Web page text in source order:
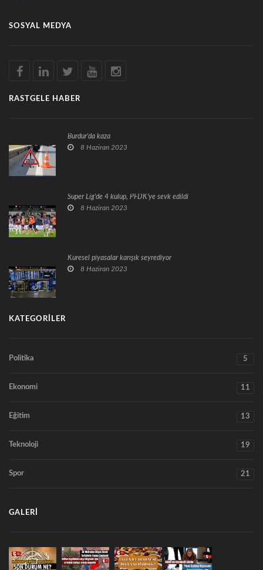
SOSYAL MEDYA
RASTGELE HABER
Burdur'da kaza
8 Haziran 2023
Süper Lig'de 4 kulüp, PFDK'ye sevk edildi
8 Haziran 2023
Küresel piyasalar karışık seyrediyor
8 Haziran 2023
KATEGORILER
Politika 5
Ekonomi 11
Eğitim 13
Teknoloji 19
Spor 21
GALERI